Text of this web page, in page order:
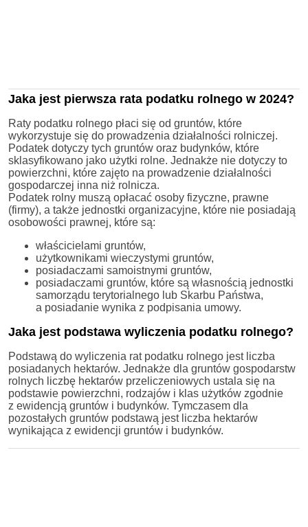
Jaka jest pierwsza rata podatku rolnego w 2024?
Raty podatku rolnego płaci się od gruntów, które
wykorzystuje się do prowadzenia działalności rolniczej.
Podatek dotyczy tych gruntów oraz budynków, które
sklasyfikowano jako użytki rolne. Jednakże nie dotyczy to
powierzchni, które zajęto na prowadzenie działalności
gospodarczej inna niż rolnicza.
Podatek rolny muszą opłacać osoby fizyczne, prawne
(firmy), a także jednostki organizacyjne, które nie posiadają
osobowości prawnej, które są:
właścicielami gruntów,
użytkownikami wieczystymi gruntów,
posiadaczami samoistnymi gruntów,
posiadaczami gruntów, które są własnością jednostki
samorządu terytorialnego lub Skarbu Państwa,
a posiadanie wynika z podpisania umowy.
Jaka jest podstawa wyliczenia podatku rolnego?
Podstawą do wyliczenia rat podatku rolnego jest liczba
posiadanych hektarów. Jednakże dla gruntów gospodarstw
rolnych liczbę hektarów przeliczeniowych ustala się na
podstawie powierzchni, rodzajów i klas użytków zgodnie
z ewidencją gruntów i budynków. Tymczasem dla
pozostałych gruntów podstawą jest liczba hektarów
wynikająca z ewidencji gruntów i budynków.